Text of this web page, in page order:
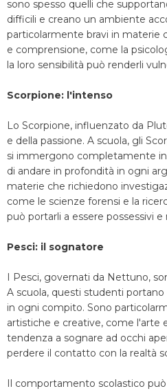
sono spesso quelli che
difficili e creano un ambiente
particolarmente bravi in materie
e comprensione, come la
la loro sensibilità può renderli
Scorpione: l'intenso
Lo Scorpione, influenzato da
e della passione. A scuola, gli
si immergono completamente
di andare in profondità in ogni
materie che richiedono
come le scienze forensi e la
può portarli a essere possessivi e
Pesci: il sognatore
I Pesci, governati da Nettuno,
A scuola, questi studenti
in ogni compito. Sono
artistiche e creative, come l'arte
tendenza a sognare ad occhi
perdere il contatto con la realtà
Il comportamento scolastico